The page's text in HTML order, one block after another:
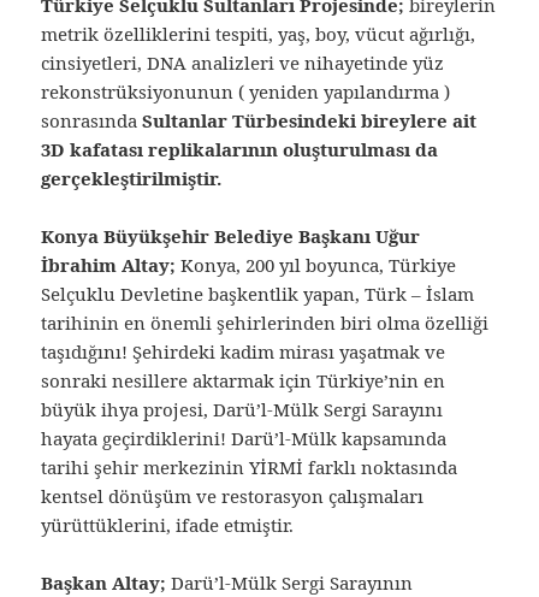
metrik özelliklerini tespiti, yaş, boy, vücut ağırlığı,
cinsiyetleri, DNA analizleri ve nihayetinde yüz
rekonstrüksiyonunun ( yeniden yapılandırma )
sonrasındaSultanlar Türbesindeki bireylere ait
3D kafatası replikalarının oluşturulması da
gerçekleştirilmiştir.
Konya Büyükşehir Belediye Başkanı Uğur
İbrahim Altay; Konya, 200 yıl boyunca, Türkiye
Selçuklu Devletine başkentlik yapan, Türk – İslam
tarihinin en önemli şehirlerinden biri olma özelliği
taşıdığını! Şehirdeki kadim mirası yaşatmak ve
sonraki nesillere aktarmak için Türkiye’nin en
büyük ihya projesi, Darü’l-Mülk Sergi Sarayını
hayata geçirdiklerini! Darü’l-Mülk kapsamında
tarihi şehir merkezinin YİRMİ farklı noktasında
kentsel dönüşüm ve restorasyon çalışmaları
yürüttüklerini, ifade etmiştir.
Başkan Altay; Darü’l-Mülk Sergi Sarayının